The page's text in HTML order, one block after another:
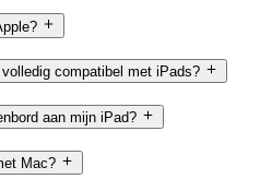
compatibel met iPads?
aan mijn iPad?
Mac?